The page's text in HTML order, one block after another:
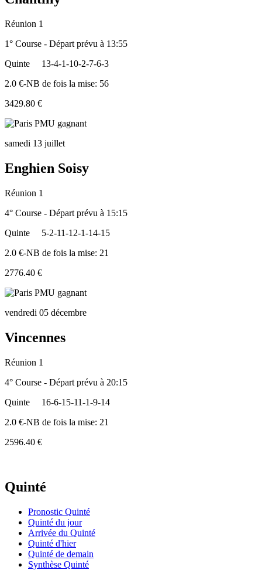
Réunion 1
1° Course - Départ prévu à 13:55
Quinte
13-4-1-10-2-7-6-3
2.0 €-NB de fois la mise: 56
3429.80 €
samedi 13 juillet
Enghien Soisy
Réunion 1
4° Course - Départ prévu à 15:15
Quinte
5-2-11-12-1-14-15
2.0 €-NB de fois la mise: 21
2776.40 €
vendredi 05 décembre
Vincennes
Réunion 1
4° Course - Départ prévu à 20:15
Quinte
16-6-15-11-1-9-14
2.0 €-NB de fois la mise: 21
2596.40 €
Quinté
Pronostic Quinté
Quinté du jour
Arrivée du Quinté
Quinté d'hier
Quinté de demain
Synthèse Quinté